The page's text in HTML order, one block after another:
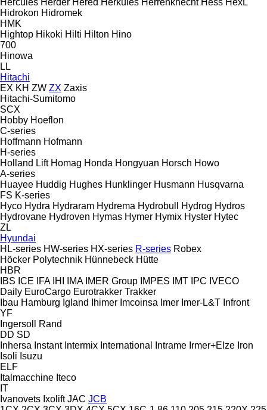
Hidrokon Hidromek
HMK
Hightop Hikoki Hilti Hilton Hino
700
Hinowa
LL
Hitachi
EX KH ZW ZX Zaxis
Hitachi-Sumitomo
SCX
Hobby Hoeflon
C-series
Hoffmann Hofmann
H-series
Holland Lift Homag Honda Hongyuan Horsch Howo
A-series
Huayee Huddig Hughes Hunklinger Husmann Husqvarna
FS K-series
Hyco Hydra Hydraram Hydrema Hydrobull Hydrog Hydros
Hydrovane Hydroven Hymas Hymer Hymix Hyster Hytec
ZL
Hyundai
HL-series HW-series HX-series R-series Robex
Höcker Polytechnik Hünnebeck Hütte
HBR
IBS ICE IFA IHI IMA IMER Group IMPES IMT IPC IVECO
Daily EuroCargo Eurotrakker Trakker
Ibau Hamburg Igland Ihimer Imcoinsa Imer Imer-L&T Infront
YF
Ingersoll Rand
DD SD
Inhersa Instant Intermix International Intrame Irmer+Elze Iron
Isoli Isuzu
ELF
Italmacchine Iteco
IT
Ivanovets Ixolift JAC JCB